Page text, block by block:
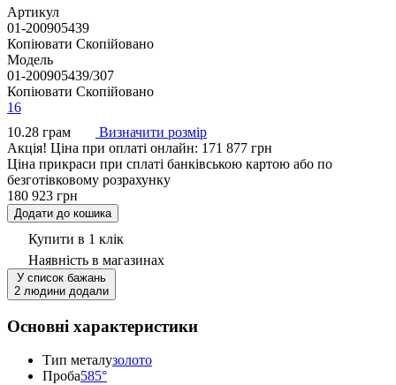
Артикул
01-200905439
Копіювати Скопійовано
Модель
01-200905439/307
Копіювати Скопійовано
16
10.28 грам
Визначити розмір
Акцiя! Ціна при оплаті онлайн: 171 877 грн
Ціна прикраси при сплаті банківською картою або по
безготівковому розрахунку
180 923 грн
Додати до кошика
Купити в 1 клік
Наявність в магазинах
У список бажань
2 людини додали
Основні характеристики
Тип металузолото
Проба585°